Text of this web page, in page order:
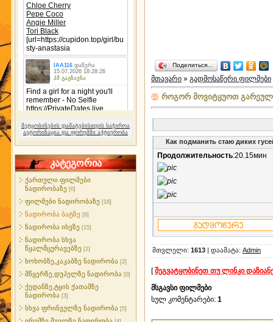
შეტყობინების დამატებისთვის საჭიროა
ავტორიზაცია და ფორუმში აქტიურობა
კატეგორია
ქართული ფილმები
ნადირობაზე [0]
ფილმები ნადირობაზე [16]
ნადირობა ბატზე [6]
ნადირობა იხვზე [15]
ნადირობა სხვა
წყალმცურავებზე [1]
ხოხობზე,კაკაბზე ნადირობა [2]
მწყერზე,დუპელზე ნადირობა [0]
ქედანზე,ტყის ქათამზე
ნადირობა [3]
სხვა ფრინველზე ნადირობა [5]
Поделиться…
მთავარი » გადმოსაწერი ფილმები
როგორ მოვიტყუოთ გარეული
Как подманить стаю диких
Продолжительность:20.15мин
მთვლელი: 1613 | დაამატა: Admin
[ შეგვატყობინეთ თუ ლინკი
მსგავსი ფილმები
სულ კომენტარები: 1